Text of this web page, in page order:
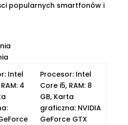
popularnych smartfonów i
Intel
4
Procesor: Intel
Core i5, RAM: 8
GB, Karta
graficzna: NVIDIA
GeForce GTX